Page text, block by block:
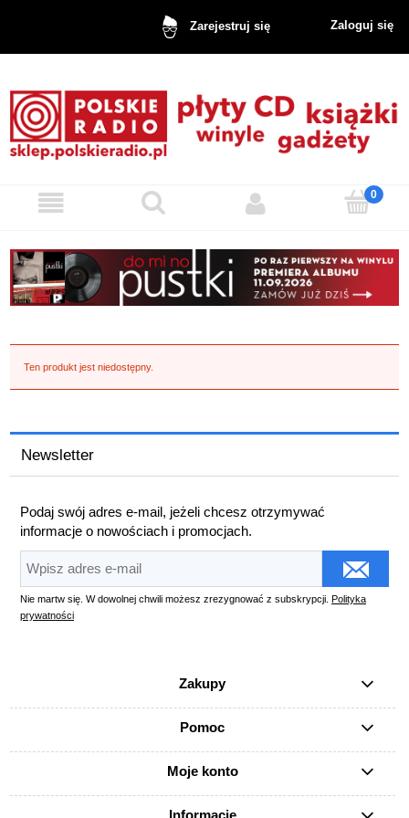
Zarejestruj się Zaloguj się
Ten produkt jest niedostępny.
Newsletter
Podaj swój adres e-mail, jeżeli chcesz otrzymywać
informacje o nowościach i promocjach.
Nie martw się. W dowolnej chwili możesz zrezygnować z subskrypcji. Polityka
prywatności
Zakupy
Pomoc
Moje konto